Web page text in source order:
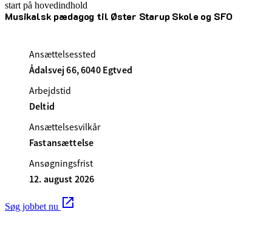
start på hovedindhold
Musikalsk pædagog til Øster Starup Skole og SFO
senest opdateret 3. juli 2026
Ansættelsessted
Ådalsvej 66, 6040 Egtved
Arbejdstid
Deltid
Ansættelsesvilkår
Fastansættelse
Ansøgningsfrist
12. august 2026
Søg jobbet nu